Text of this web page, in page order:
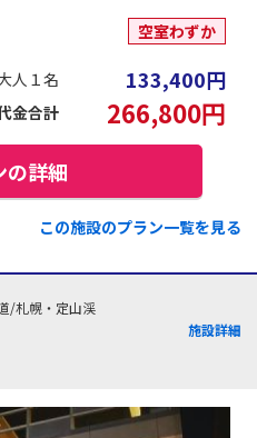
空室わずか
人１名 133,400円
金合計 266,800円
の詳細
この施設のプラン一覧を見る
/札幌・定山渓
施設詳細